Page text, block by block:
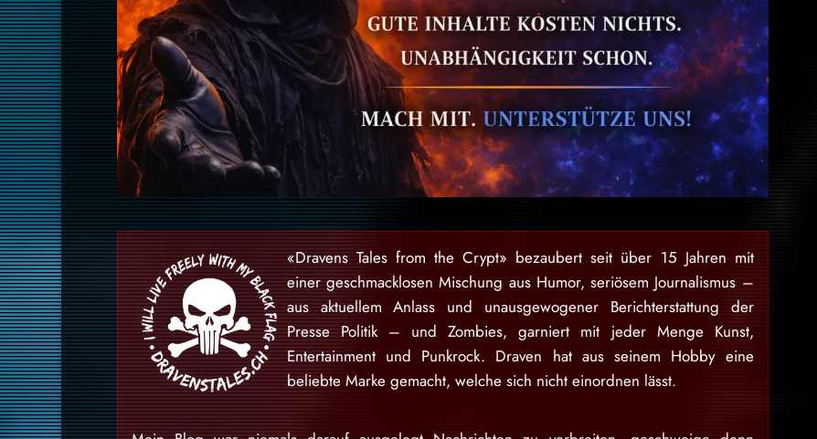
«Dravens Tales from the Crypt» bezaubert seit über 15 Jahren mit
einer geschmacklosen Mischung aus Humor, seriösem Journalismus –
aus aktuellem Anlass und unausgewogener Berichterstattung der
Presse Politik – und Zombies, garniert mit jeder Menge Kunst,
Entertainment und Punkrock. Draven hat aus seinem Hobby eine
beliebte Marke gemacht, welche sich nicht einordnen lässt.